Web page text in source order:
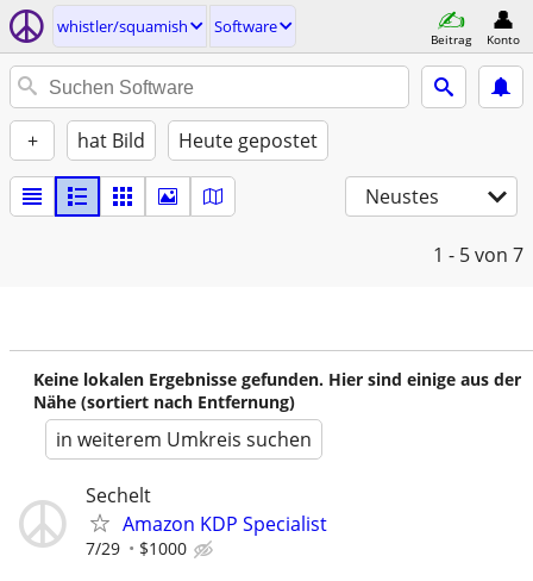
whistler/squamish Software
Beitrag Konto
+ hat Bild Heute gepostet
Neustes
1 - 5von 7
Keine lokalen Ergebnisse gefunden. Hier sind einige aus der
Nähe (sortiert nach Entfernung)
in weiterem Umkreis suchen
Sechelt
Amazon KDP Specialist
7/29 $1000